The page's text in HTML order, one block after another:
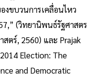
งขบวนการเคลื่อนไหว
(วิทยานิพนธ์รัฐศาสตร
ตร์, 2560) และ Prajak
Election: The
and Democratic